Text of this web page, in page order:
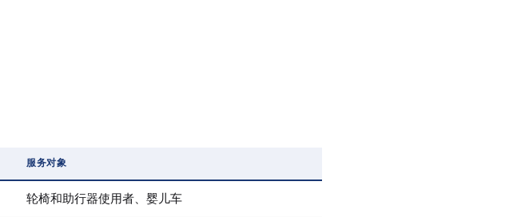
服务对象
轮椅和助行器使用者、婴儿车